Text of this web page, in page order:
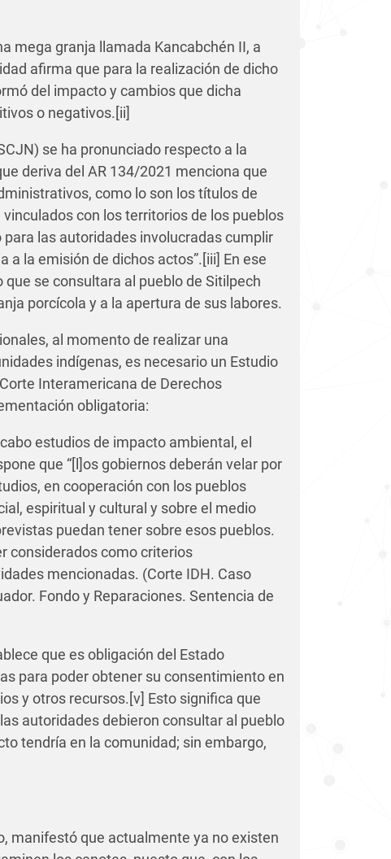
mega granja llamada Kancabchén II, a
afirma que para la realización de dicho
del impacto y cambios que dicha
o negativos. [ii]
se ha pronunciado respecto a la
deriva del AR 134/2021 menciona que
como lo son los títulos de
con los territorios de los pueblos
las autoridades involucradas cumplir
a la emisión de dichos actos”. [iii] En ese
se consultara al pueblo de Sitilpech
porcícola y a la apertura de sus labores.
al momento de realizar una
indígenas, es necesario un Estudio
Interamericana de Derechos
obligatoria:
estudios de impacto ambiental, el
que “[l]os gobiernos deberán velar por
en cooperación con los pueblos
espiritual y cultural y sobre el medio
puedan tener sobre esos pueblos.
considerados como criterios
mencionadas. (Corte IDH. Caso
Fondo y Reparaciones. Sentencia de
que es obligación del Estado
para poder obtener su consentimiento en
y otros recursos. [v] Esto significa que
autoridades debieron consultar al pueblo
tendría en la comunidad; sin embargo,
manifestó que actualmente ya no existen